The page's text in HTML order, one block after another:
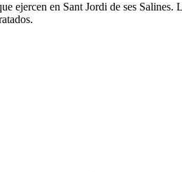
ejercen en Sant Jordi de ses